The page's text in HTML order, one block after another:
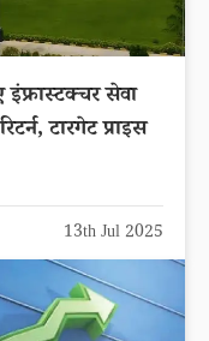
सेवा
टारगेट प्राइस
13th Jul 2025